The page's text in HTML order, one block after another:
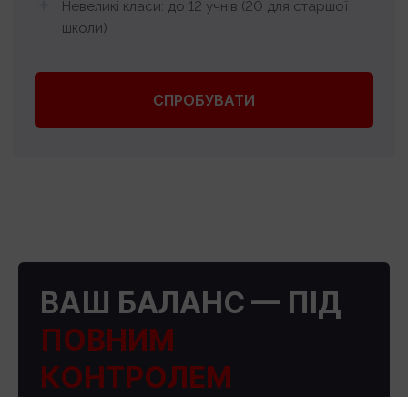
Невеликі класи: до 12 учнів (20 для старшої
школи)
СПРОБУВАТИ
ВАШ БАЛАНС — ПІД
ПОВНИМ
КОНТРОЛЕМ